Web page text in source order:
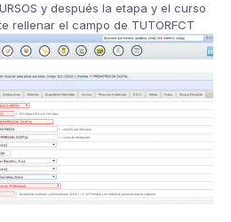
y después la etapa y el curso
rellenar el campo de TUTORFCT